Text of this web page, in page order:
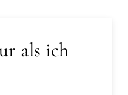
als ich